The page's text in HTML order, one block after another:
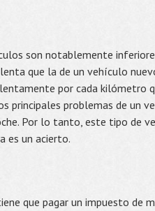
son notablemente
que la de un vehículo
por cada kilómetro
principales problemas de un
Por lo tanto, este tipo de
es un acierto.
que pagar un impuesto de